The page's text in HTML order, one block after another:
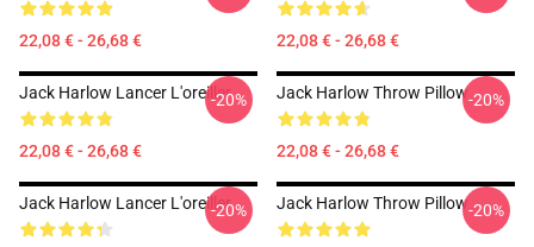
22,08 € - 26,68 € 22,08 € - 26,68 €
Jack Harlow Lancer L'oreiller
22,08 € - 26,68 €
-20% Jack Harlow Throw Pillow
22,08 € - 26,68 €
-20%
Jack Harlow Lancer L'oreiller-20% Jack Harlow Throw Pillow-20%